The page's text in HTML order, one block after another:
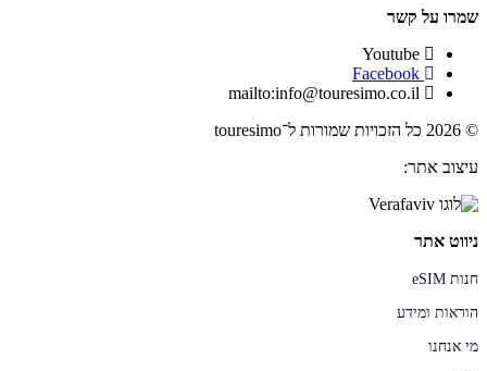
שמרו על קשר
Youtube
Facebook
mailto:info@touresimo.co.il
© 2026 כל הזכויות שמורות ל־touresimo
עיצוב אתר:
ניווט אתר
חנות eSIM
הוראות ומידע
מי אנחנו